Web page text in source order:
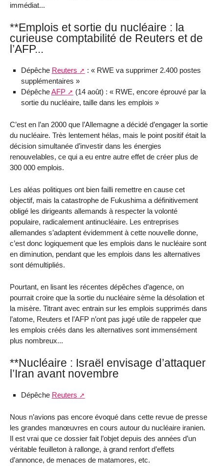
immédiat...
**Emplois et sortie du nucléaire : la
curieuse comptabilité de Reuters et de
l’AFP...
Dépêche Reuters
: « RWE va supprimer 2.400 postes
supplémentaires »
DépêcheAFP
(14 août) : « RWE, encore éprouvé par la
sortie du nucléaire, taille dans les emplois »
C’est en l’an 2000 que l’Allemagne a décidé d’engager la sortie
du nucléaire. Très lentement hélas, mais le point positif était la
décision simultanée d’investir dans les énergies
renouvelables, ce qui a eu entre autre effet de créer plus de
300 000 emplois.
Les aléas politiques ont bien failli remettre en cause cet
objectif, mais la catastrophe de Fukushima a définitivement
obligé les dirigeants allemands à respecter la volonté
populaire, radicalement antinucléaire. Les entreprises
allemandes s’adaptent évidemment à cette nouvelle donne,
c’est donc logiquement que les emplois dans le nucléaire sont
en diminution, pendant que les emplois dans les alternatives
sont démultipliés.
Pourtant, en lisant les récentes dépêches d’agence, on
pourrait croire que la sortie du nucléaire sème la désolation et
la misère. Titrant avec entrain sur les emplois supprimés dans
l’atome, Reuters et l’AFP n’ont pas jugé utile de rappeler que
les emplois créés dans les alternatives sont immensément
plus nombreux...
**Nucléaire : Israël envisage d’attaquer
l’Iran avant novembre
Dépêche Reuters
Nous n’avions pas encore évoqué dans cette revue de presse
les grandes manœuvres en cours autour du nucléaire iranien.
Il est vrai que ce dossier fait l’objet depuis des années d’un
véritable feuilleton à rallonge, à grand renfort d’effets
d’annonce, de menaces de matamores, etc.